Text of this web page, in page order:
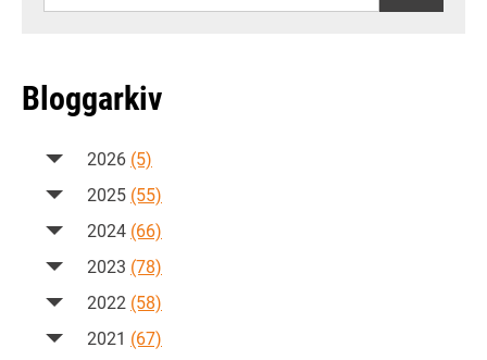
Bloggarkiv
2026 (5)
2025 (55)
2024 (66)
2023 (78)
2022 (58)
2021 (67)